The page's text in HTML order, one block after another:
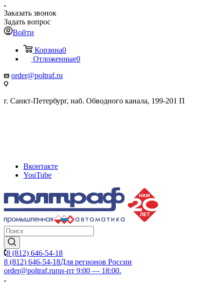
Заказать звонок
Задать вопрос
Войти
Корзина0
Отложенные0
order@poltraf.ru
г. Санкт-Петербург, наб. Обводного канала, 199-201 П
Вконтакте
YouTube
8 (812) 646-54-18
8 (812) 646-54-18Для регионов России
order@poltraf.ruпн-пт 9:00 — 18:00.